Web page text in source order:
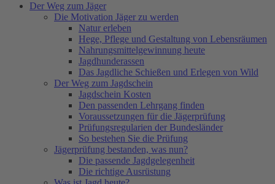
Der Weg zum Jäger
Die Motivation Jäger zu werden
Natur erleben
Hege, Pflege und Gestaltung von Lebensräumen
Nahrungsmittelgewinnung heute
Jagdhunderassen
Das Jagdliche Schießen und Erlegen von Wild
Der Weg zum Jagdschein
Jagdschein Kosten
Den passenden Lehrgang finden
Voraussetzungen für die Jägerprüfung
Prüfungsregularien der Bundesländer
So bestehen Sie die Prüfung
Jägerprüfung bestanden, was nun?
Die passende Jagdgelegenheit
Die richtige Ausrüstung